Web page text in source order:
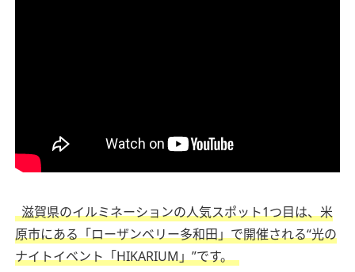
滋賀県のイルミネーションの人気スポット1つ目は、米
原市にある「ローザンベリー多和田」で開催される“光の
ナイトイベント「HIKARIUM」”です。